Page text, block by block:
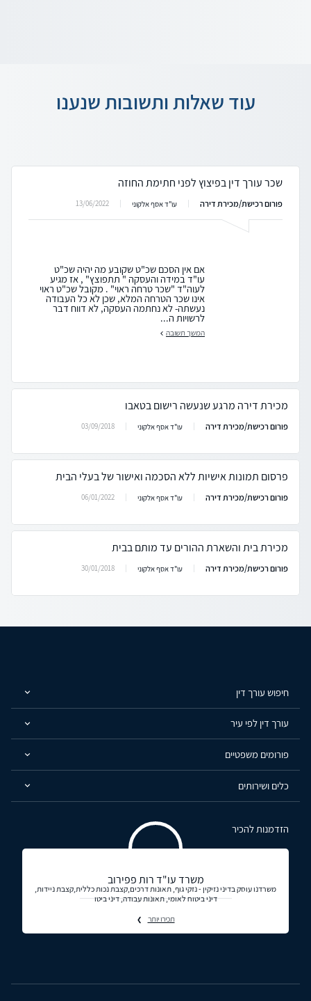
עוד שאלות ותשובות שנענו
שכר עורך דין בפיצוץ לפני חתימת החוזה
פורום רכישת/מכירת דירה עו"ד אסף אלקוני 13/06/2022
אם אין הסכם שכ"ט שקובע מה יהיה שכ"ט
עו"ד במידה והעסקה " תתפוצץ" , אז מגיע
לעוה"ד "שכר טרחה ראוי" . מקובל שכ"ט ראוי
אינו שכר הטרחה המלא, שכן לא כל העבודה
נעשתה- לא נחתמה העסקה, לא דווח דבר
לרשויות ה...
המשך תשובה
מכירת דירה מרגע שנעשה רישום בטאבו
פורום רכישת/מכירת דירה עו"ד אסף אלקוני 03/09/2018
פרסום תמונות אישיות ללא הסכמה ואישור של בעלי הבית
פורום רכישת/מכירת דירה עו"ד אסף אלקוני 06/01/2022
מכירת בית והשארת ההורים עד מותם בבית
פורום רכישת/מכירת דירה עו"ד אסף אלקוני 30/01/2018
חיפוש עורך דין
עורך דין לפי עיר
פורומים משפטיים
כלים ושירותים
הזדמנות להכיר
משרד עו"ד רות פפירוב
משרדנו עוסק בדיני נזיקין - נזקי גוף, תאונות דרכים,קצבת נכות כללית,קצבת ניידות,
דיני ביטוח לאומי, תאונות עבודה, דיני ביטו
תכירו יותר